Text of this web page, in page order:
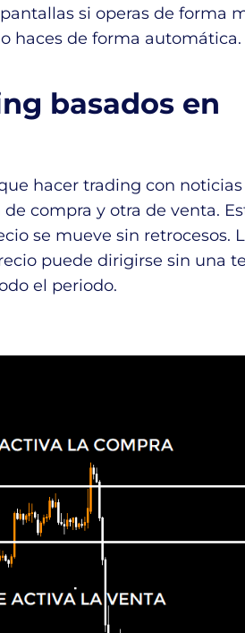
si operas de forma
haces de forma automática.
basados en
hacer trading con
compra y otra de venta.
se mueve sin retrocesos.
puede dirigirse sin una
el periodo.